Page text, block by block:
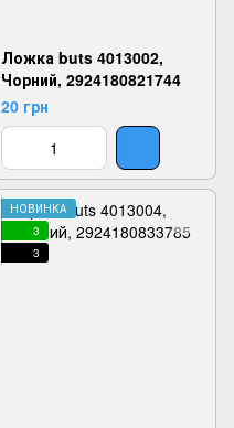
Ложка buts 4013002,
Чорний, 2924180821744
20 грн
НОВИНКА
3
3